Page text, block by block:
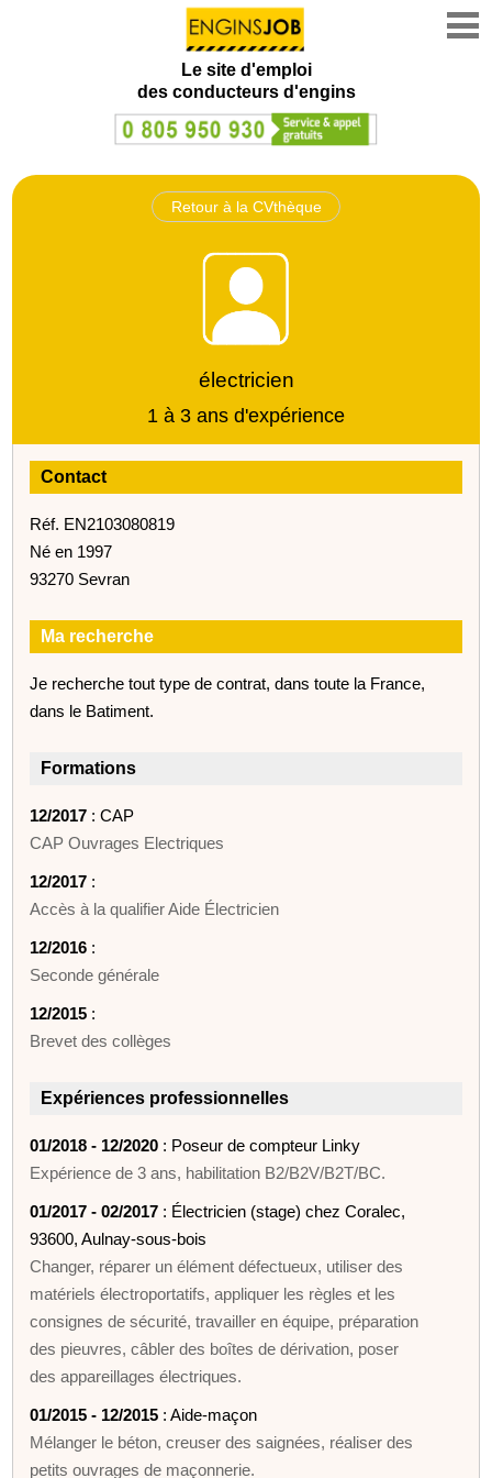
Le site d'emploi
des conducteurs d'engins
Retour à la CVthèque
électricien
1 à 3 ans d'expérience
Contact
Réf. EN2103080819
Né en 1997
93270 Sevran
Ma recherche
Je recherche tout type de contrat, dans toute la France,
dans le Batiment.
Formations
12/2017 : CAP
CAP Ouvrages Electriques
12/2017 :
Accès à la qualifier Aide Électricien
12/2016 :
Seconde générale
12/2015 :
Brevet des collèges
Expériences professionnelles
01/2018 - 12/2020 : Poseur de compteur Linky
Expérience de 3 ans, habilitation B2/B2V/B2T/BC.
01/2017 - 02/2017 : Électricien (stage) chez Coralec,
93600, Aulnay-sous-bois
Changer, réparer un élément défectueux, utiliser des
matériels électroportatifs, appliquer les règles et les
consignes de sécurité, travailler en équipe, préparation
des pieuvres, câbler des boîtes de dérivation, poser
des appareillages électriques.
01/2015 - 12/2015 : Aide-maçon
Mélanger le béton, creuser des saignées, réaliser des
petits ouvrages de maçonnerie.